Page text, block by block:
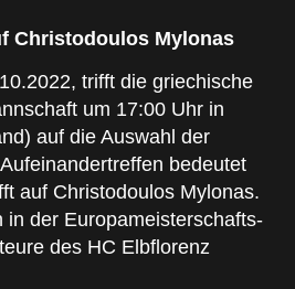
Christodoulos Mylonas
trifft die griechische
um 17:00 Uhr in
auf die Auswahl der
bedeutet
auf Christodoulos Mylonas.
in der Europameisterschafts-
des HC Elbflorenz